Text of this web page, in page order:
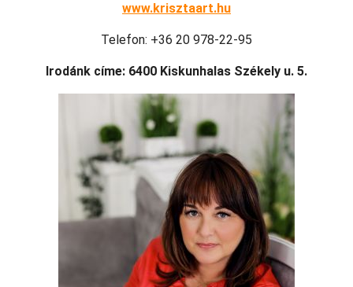
www.krisztaart.hu
Telefon: +36 20 978-22-95
Irodánk címe: 6400 Kiskunhalas Székely u. 5.